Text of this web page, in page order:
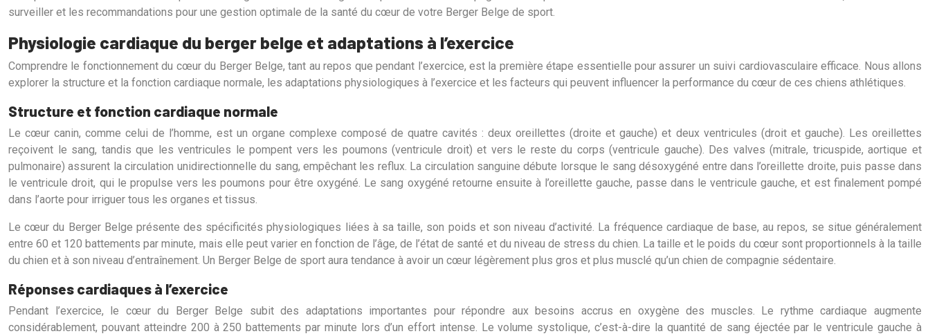
surveiller et les recommandations pour une gestion optimale de la santé du cœur de votre Berger Belge de sport.
Physiologie cardiaque du berger belge et adaptations à l’exercice
Comprendre le fonctionnement du cœur du Berger Belge, tant au repos que pendant l’exercice, est la première étape essentielle pour assurer un suivi cardiovasculaire efficace. Nous allons
explorer la structure et la fonction cardiaque normale, les adaptations physiologiques à l’exercice et les facteurs qui peuvent influencer la performance du cœur de ces chiens athlétiques.
Structure et fonction cardiaque normale
Le cœur canin, comme celui de l’homme, est un organe complexe composé de quatre cavités : deux oreillettes (droite et gauche) et deux ventricules (droit et gauche). Les oreillettes
reçoivent le sang, tandis que les ventricules le pompent vers les poumons (ventricule droit) et vers le reste du corps (ventricule gauche). Des valves (mitrale, tricuspide, aortique et
pulmonaire) assurent la circulation unidirectionnelle du sang, empêchant les reflux. La circulation sanguine débute lorsque le sang désoxygéné entre dans l’oreillette droite, puis passe dans
le ventricule droit, qui le propulse vers les poumons pour être oxygéné. Le sang oxygéné retourne ensuite à l’oreillette gauche, passe dans le ventricule gauche, et est finalement pompé
dans l’aorte pour irriguer tous les organes et tissus.
Le cœur du Berger Belge présente des spécificités physiologiques liées à sa taille, son poids et son niveau d’activité. La fréquence cardiaque de base, au repos, se situe généralement
entre 60 et 120 battements par minute, mais elle peut varier en fonction de l’âge, de l’état de santé et du niveau de stress du chien. La taille et le poids du cœur sont proportionnels à la taille
du chien et à son niveau d’entraînement. Un Berger Belge de sport aura tendance à avoir un cœur légèrement plus gros et plus musclé qu’un chien de compagnie sédentaire.
Réponses cardiaques à l’exercice
Pendant l’exercice, le cœur du Berger Belge subit des adaptations importantes pour répondre aux besoins accrus en oxygène des muscles. Le rythme cardiaque augmente
considérablement, pouvant atteindre 200 à 250 battements par minute lors d’un effort intense. Le volume systolique, c’est-à-dire la quantité de sang éjectée par le ventricule gauche à